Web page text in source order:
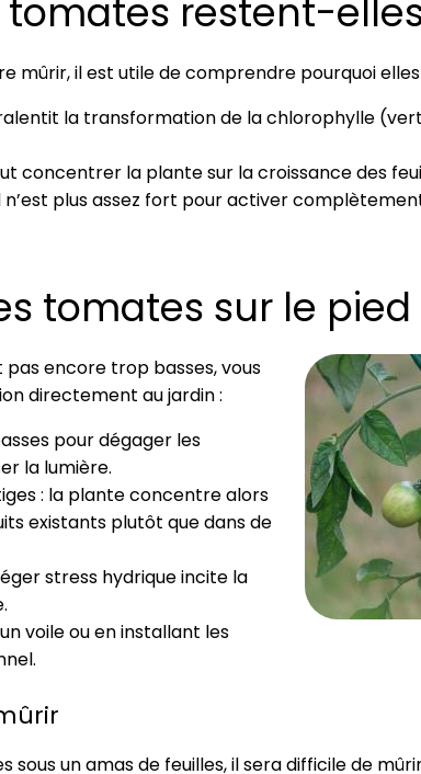
tomates restent-
mûrir, il est utile de comprendre pourquoi
la transformation de la chlorophylle
concentrer la plante sur la croissance des
n’est plus assez fort pour activer
tomates sur le pied
encore trop basses, vous
directement au jardin :
pour dégager les
la lumière.
: la plante concentre alors
existants plutôt que dans de
stress hydrique incite la
voile ou en installant les
sous un amas de feuilles, il sera difficile de